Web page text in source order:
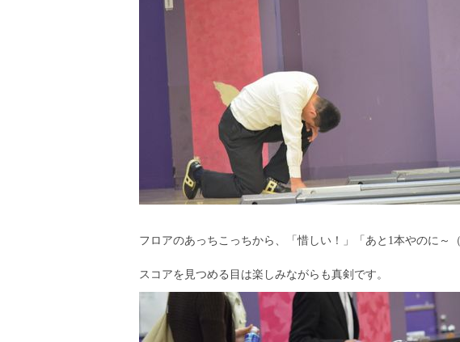
フロアのあっちこっちから、「惜しい！」「あと1本やのに～
スコアを見つめる目は楽しみながらも真剣です。